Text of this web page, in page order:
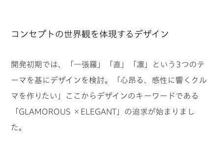
コンセプトの世界観を体現するデザイン
開発初期では、「一張羅」「直」「凛」という3つのテ
ーマを基にデザインを検討。
「心昂る、感性に響くクル
マを作りたい」ここからデザインのキーワードである
「GLAMOROUS ×ELEGANT」の追求が始まりまし
た。